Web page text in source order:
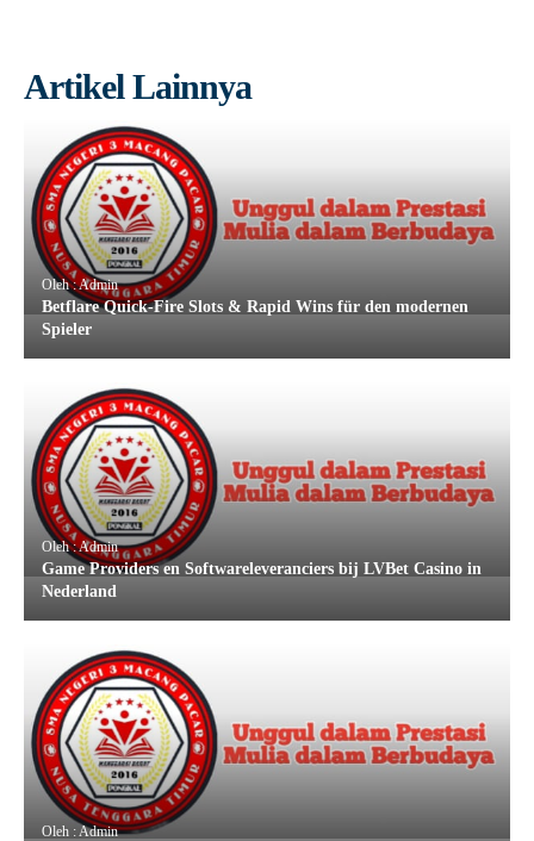
Artikel Lainnya
Oleh : Admin
Betflare Quick‑Fire Slots & Rapid Wins für den modernen
Spieler
Oleh : Admin
Game Providers en Softwareleveranciers bij LVBet Casino in
Nederland
Oleh : Admin